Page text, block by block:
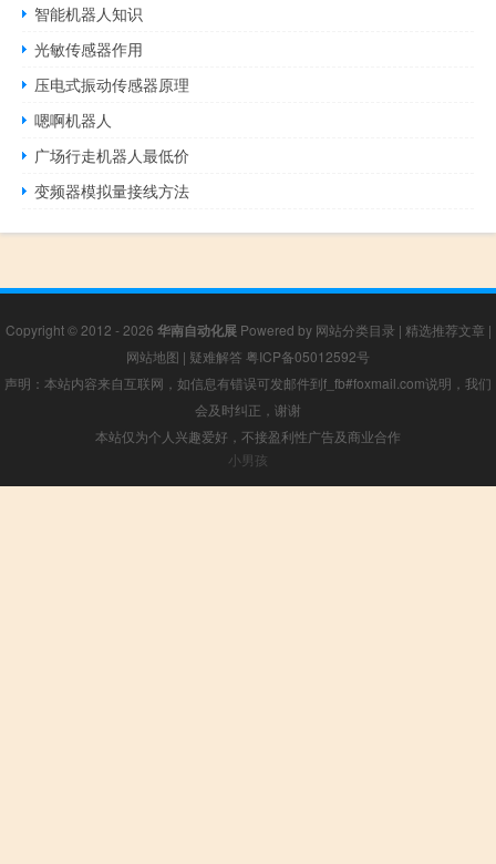
智能机器人知识
光敏传感器作用
压电式振动传感器原理
嗯啊机器人
广场行走机器人最低价
变频器模拟量接线方法
Copyright © 2012 - 2026 华南自动化展Powered by 网站分类目录 | 精选推荐文章 |
网站地图 | 疑难解答 粤ICP备05012592号
声明：本站内容来自互联网，如信息有错误可发邮件到f_fb#foxmail.com说明，我们
会及时纠正，谢谢
本站仅为个人兴趣爱好，不接盈利性广告及商业合作
小男孩